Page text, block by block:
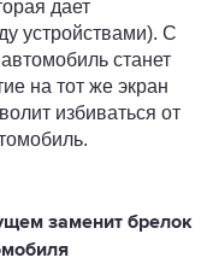
дает
устройствами). С
станет
на тот же экран
избиваться от
заменит брелок